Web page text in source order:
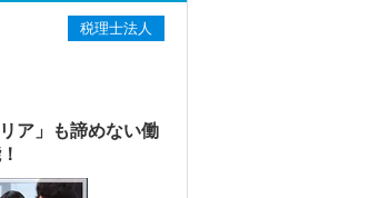
税理士法人
ア」も諦めない働